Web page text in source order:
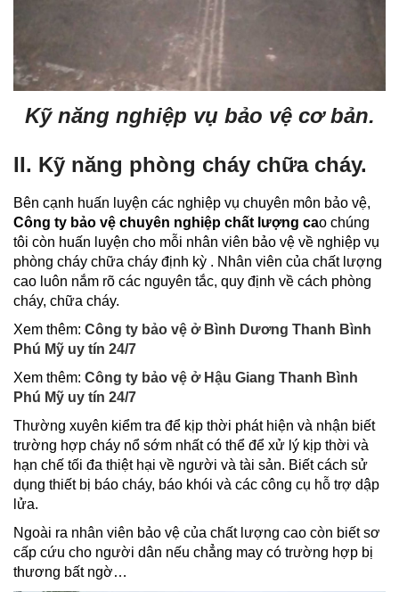
Kỹ năng nghiệp vụ bảo vệ cơ bản.
II. Kỹ năng phòng cháy chữa cháy.
Bên cạnh huấn luyện các nghiệp vụ chuyên môn bảo vệ,
Công ty bảo vệ chuyên nghiệp chất lượng cao chúng
tôi còn huấn luyện cho mỗi nhân viên bảo vệ về nghiệp vụ
phòng cháy chữa cháy định kỳ . Nhân viên của chất lượng
cao luôn nắm rõ các nguyên tắc, quy định về cách phòng
cháy, chữa cháy.
Xem thêm: Công ty bảo vệ ở Bình Dương Thanh Bình
Phú Mỹ uy tín 24/7
Xem thêm: Công ty bảo vệ ở Hậu Giang Thanh Bình
Phú Mỹ uy tín 24/7
Thường xuyên kiểm tra để kịp thời phát hiện và nhận biết
trường hợp cháy nổ sớm nhất có thể để xử lý kịp thời và
hạn chế tối đa thiệt hại về người và tài sản. Biết cách sử
dụng thiết bị báo cháy, báo khói và các công cụ hỗ trợ dập
lửa.
Ngoài ra nhân viên bảo vệ của chất lượng cao còn biết sơ
cấp cứu cho người dân nếu chẳng may có trường hợp bị
thương bất ngờ…